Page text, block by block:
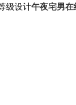
级设计午夜宅男在